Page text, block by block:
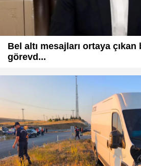
Bel altı mesajları ortaya çıkan
görevd...